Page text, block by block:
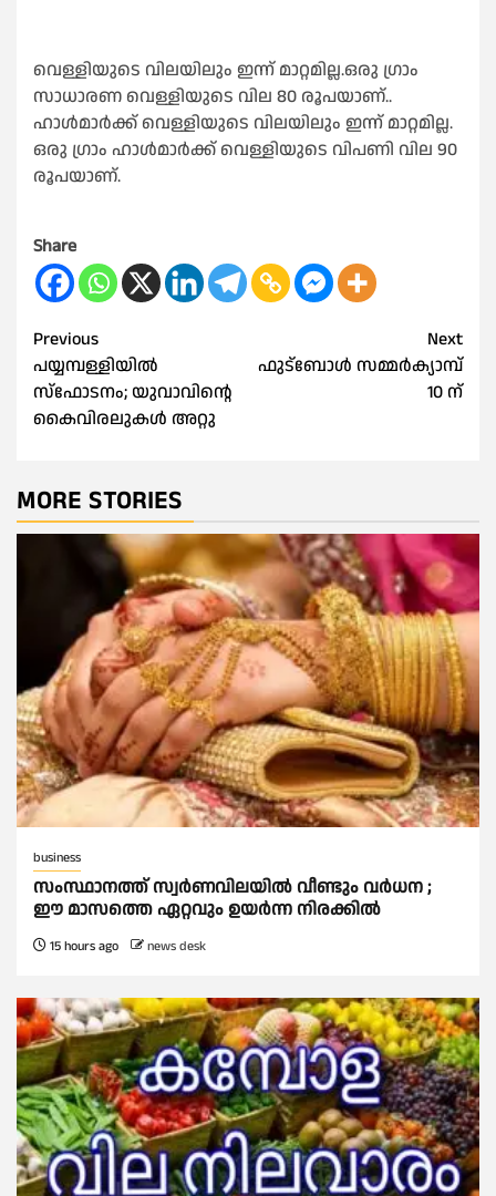
വെള്ളിയുടെ വിലയിലും ഇന്ന് മാറ്റമില്ല.ഒരു ഗ്രാം
സാധാരണ വെള്ളിയുടെ വില 80 രൂപയാണ്..
ഹാൾമാർക്ക് വെള്ളിയുടെ വിലയിലും ഇന്ന് മാറ്റമില്ല.
ഒരു ഗ്രാം ഹാൾമാർക്ക് വെള്ളിയുടെ വിപണി വില 90
രൂപയാണ്.
Share
Post
navigation
Previous
പയ്യമ്പള്ളിയില്‍
സ്‌ഫോടനം; യുവാവിന്റെ
കൈവിരലുകള്‍ അറ്റു
Next
ഫുട്ബോൾ സമ്മർക്യാമ്പ്
10 ന്
MORE STORIES
business
സംസ്ഥാനത്ത് സ്വര്‍ണവിലയില്‍ വീണ്ടും വര്‍ധന ;
ഈ മാസത്തെ ഏറ്റവും ഉയര്‍ന്ന നിരക്കില്‍
15 hours ago news desk